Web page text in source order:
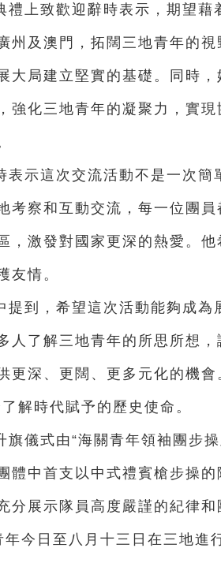
禮上致歡迎辭時表示，期望藉
州及澳門，拓闊三地青年的
大局建立堅實的基礎。同時
強化三地青年的凝聚力，實
表示這次交流活動不是一次簡
考察和互動交流，每一位團
，激發對國家更深的熱愛。
友情。
提到，希望這次活動能夠成
人了解三地青年的所思所想
更深、更闊、更多元化的機
解時代賦予的歷史使命。
旗儀式由“海關青年領袖團步
體中首支以中式禮賓槍步操
分展示隊員高度嚴謹的紀律和
今日至八月十三日在三地進